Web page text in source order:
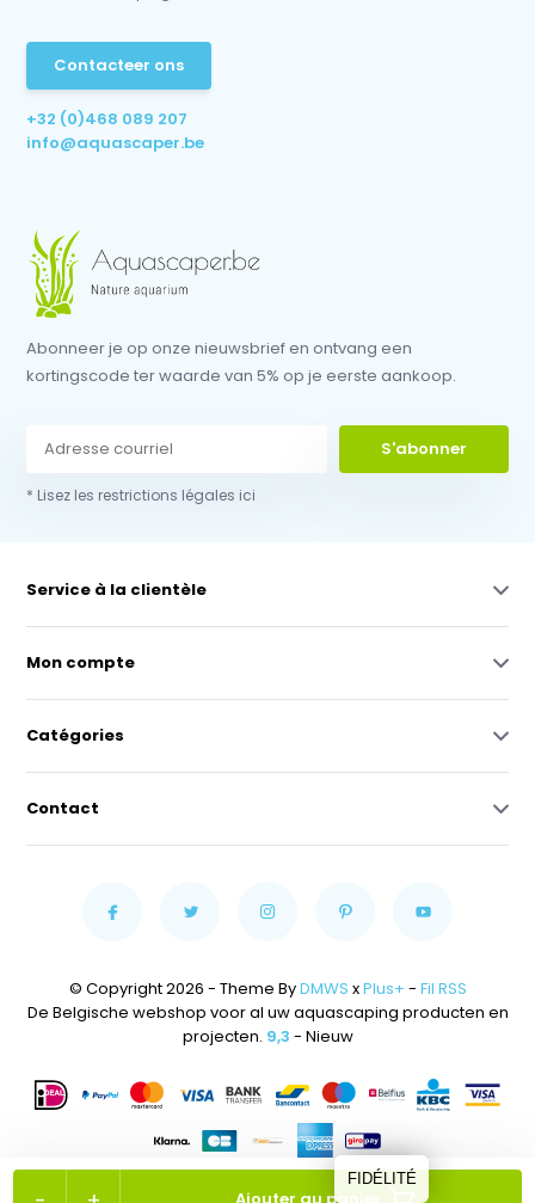
Contacteer ons
+32 (0)468 089 207
info@aquascaper.be
Abonneer je op onze nieuwsbrief en ontvang een
kortingscode ter waarde van 5% op je eerste aankoop.
S'abonner
* Lisez les restrictions légales ici
Service à la clientèle
Mon compte
Catégories
Contact
© Copyright 2026 - Theme ByDMWS xPlus+ - Fil RSS
De Belgische webshop voor al uw aquascaping producten en
projecten. 9,3 - Nieuw
FIDÉLITÉ